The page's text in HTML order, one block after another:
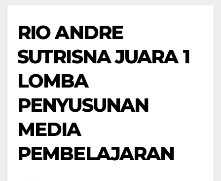
RIO ANDRE
SUTRISNA JUARA 1
LOMBA
PENYUSUNAN
MEDIA
PEMBELAJARAN